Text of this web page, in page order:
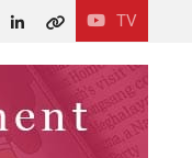
TV
LinkedIn
X